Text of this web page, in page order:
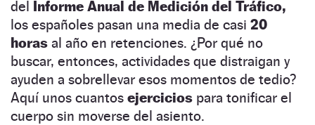
del Informe Anual de Medición del Tráfico,
los españoles pasan una media de casi 20
horas al año en retenciones. ¿Por qué no
buscar, entonces, actividades que distraigan y
ayuden a sobrellevar esos momentos de tedio?
Aquí unos cuantos ejercicios para tonificar el
cuerpo sin moverse del asiento.